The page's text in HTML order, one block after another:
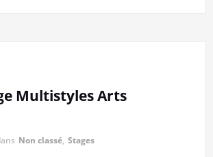
Multistyles Arts
Non classé, Stages